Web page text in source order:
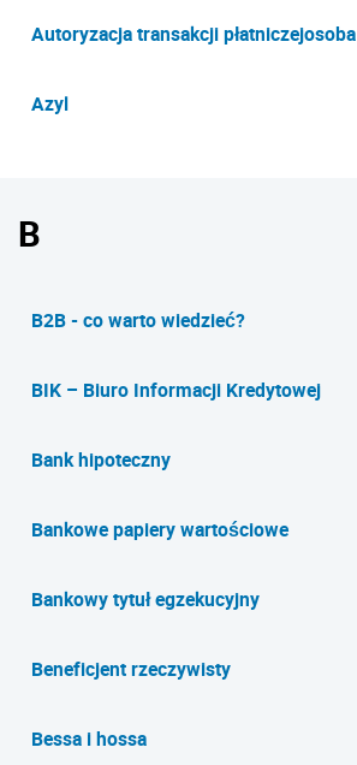
Autoryzacja transakcji płatniczejosoba
Azyl
B
B2B - co warto wiedzieć?
BIK – Biuro Informacji Kredytowej
Bank hipoteczny
Bankowe papiery wartościowe
Bankowy tytuł egzekucyjny
Beneficjent rzeczywisty
Bessa i hossa